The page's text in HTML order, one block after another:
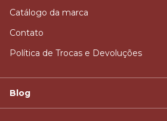
Catálogo da marca
Contato
Política de Trocas e Devoluções
Blog